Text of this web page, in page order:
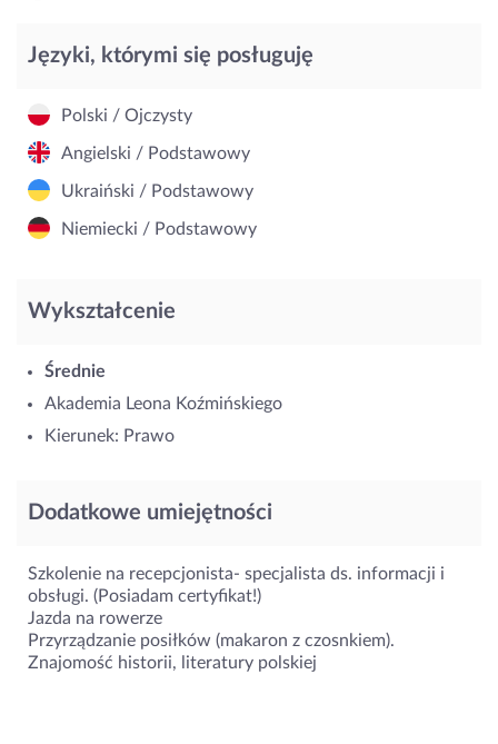
Języki, którymi się posługuję
Polski / Ojczysty
Angielski / Podstawowy
Ukraiński / Podstawowy
Niemiecki / Podstawowy
Wykształcenie
Średnie
Akademia Leona Koźmińskiego
Kierunek: Prawo
Dodatkowe umiejętności
Szkolenie na recepcjonista- specjalista ds. informacji i
obsługi. (Posiadam certyfikat!)
Jazda na rowerze
Przyrządzanie posiłków (makaron z czosnkiem).
Znajomość historii, literatury polskiej